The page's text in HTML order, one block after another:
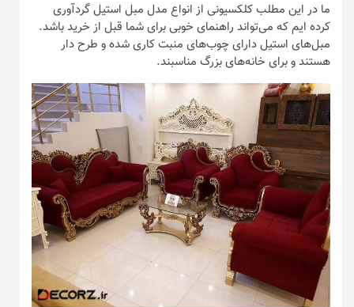
ما در این مطلب کلکسیونی از انواع مدل مبل استیل گردآوری
کرده ایم که می‌تواند راهنمای خوبی برای شما قبل از خرید باشد.
مبل‌های استیل دارای چوب‌های منبت کاری شده و طرح دار
هستند و برای خانه‌های بزرگ مناسبند.